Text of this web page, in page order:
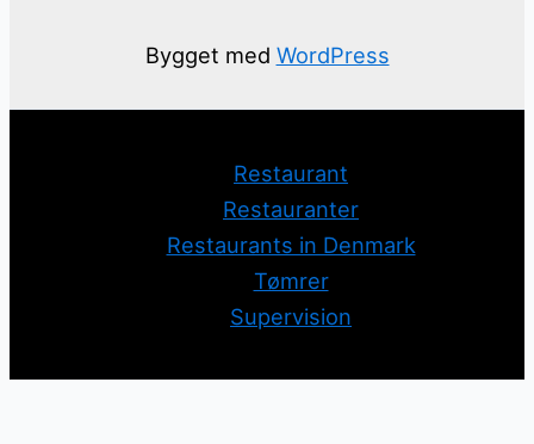
Bygget med WordPress
Restaurant
Restauranter
Restaurants in Denmark
Tømrer
Supervision